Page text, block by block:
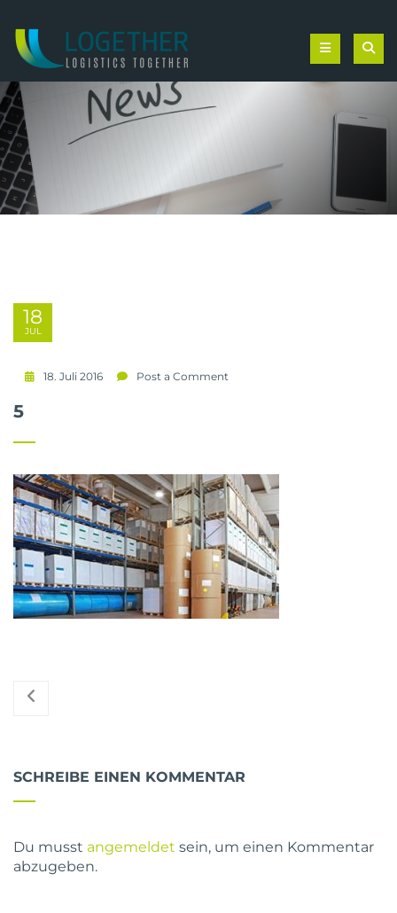
18
JUL
18. Juli 2016 Post a Comment
5
SCHREIBE EINEN KOMMENTAR
Du musst angemeldet sein, um einen Kommentar
abzugeben.